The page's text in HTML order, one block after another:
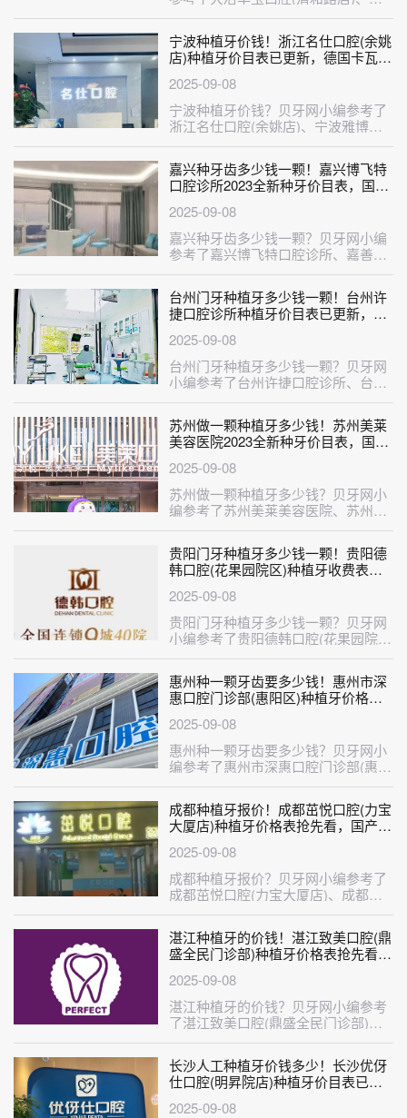
石大冶捷康口腔诊所、黄石华玉口腔
(···
宁波种植牙价钱！浙江名仕口腔(余姚
店)种植牙价目表已更新，德国卡瓦
2025-09-08
宁波种植牙价钱？贝牙网小编参考了
浙江名仕口腔(余姚店)、宁波雅博仕
口腔、宁波美莱口腔、宁波好牙引领
口···
嘉兴种牙齿多少钱一颗！嘉兴博飞特
口腔诊所2023全新种牙价目表，国产
2025-09-08
嘉兴种牙齿多少钱一颗？贝牙网小编
参考了嘉兴博飞特口腔诊所、嘉善罗
星华众口腔、嘉兴金铂利口腔、平湖
麦芽···
台州门牙种植牙多少钱一颗！台州许
捷口腔诊所种植牙价目表已更新，德
颗！
2025-09-08
台州门牙种植牙多少钱一颗？贝牙网
小编参考了台州许捷口腔诊所、台州
三门周瑞伟口腔、台州玉环澍仁口
腔、台···
苏州做一颗种植牙多少钱！苏州美莱
美容医院2023全新种牙价目表，国产
2025-09-08
苏州做一颗种植牙多少钱？贝牙网小
编参考了苏州美莱美容医院、苏州牙
博士口腔(新区机构)、苏州美奥口腔
(···
贵阳门牙种植牙多少钱一颗！贵阳德
韩口腔(花果园院区)种植牙收费表公
元起/颗！
2025-09-08
贵阳门牙种植牙多少钱一颗？贝牙网
小编参考了贵阳德韩口腔(花果园院
区)、贵阳柏德口腔(世纪城分院)、贵
···
惠州种一颗牙齿要多少钱！惠州市深
惠口腔门诊部(惠阳区)种植牙价格表
2025-09-08
惠州种一颗牙齿要多少钱？贝牙网小
编参考了惠州市深惠口腔门诊部(惠阳
区)、惠州牙博士口腔(博罗店)、惠···
成都种植牙报价！成都茁悦口腔(力宝
大厦店)种植牙价格表抢先看，国产大
2025-09-08
成都种植牙报价？贝牙网小编参考了
成都茁悦口腔(力宝大厦店)、成都锦
官儿童口腔医院、成都圣贝牙科门诊
(···
湛江种植牙的价钱！湛江致美口腔(鼎
盛全民门诊部)种植牙价格表抢先看，
起/颗！
2025-09-08
湛江种植牙的价钱？贝牙网小编参考
了湛江致美口腔(鼎盛全民门诊部)、
湛江市珠江口腔医院(兴华店)、湛江
···
长沙人工种植牙价钱多少！长沙优伢
仕口腔(明昇院店)种植牙价目表已更
元起/颗！
2025-09-08